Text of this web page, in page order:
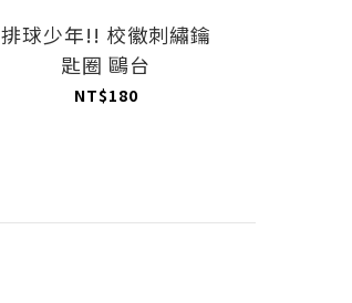
排球少年!! 校徽刺繡鑰
匙圈 鷗台
NT$180